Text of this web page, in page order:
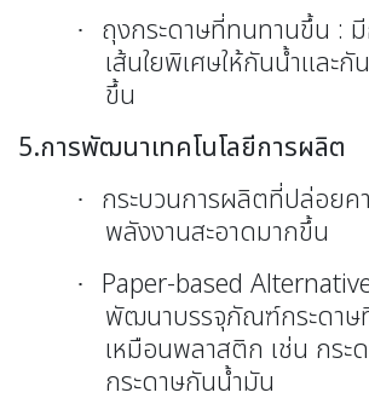
· ถุงกระดาษที่ทนทานขึ้น :
เส้นใยพิเศษให้กันน้ำและ
ขึ้น
5.การพัฒนาเทคโนโลยีการผลิต
·
กระบวนการผลิตที่ปล่อยค
พลังงานสะอาดมากขึ้น
· Paper-based
พัฒนาบรรจุภัณฑ์กระดา
เหมือนพลาสติก เช่น กระ
กระดาษกันน้ำมัน